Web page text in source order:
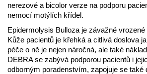
nerezové a bicolor verze na podporu
nemocí motýlích křídel.
Epidermolysis Bulloza je závažné
Kůže pacientů je křehká a citlivá doslova
péče o ně je nejen náročná, ale také
DEBRA se zabývá podporou pacientů i
odborným poradenstvím, zapojuje se také